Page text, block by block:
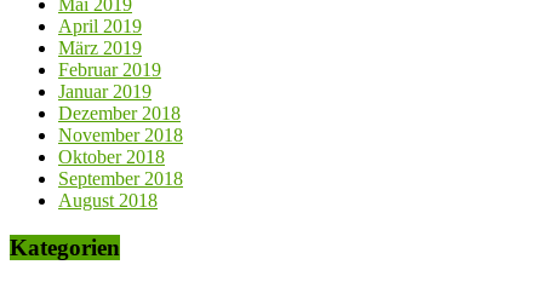
April 2019
März 2019
Februar 2019
Januar 2019
Dezember 2018
November 2018
Oktober 2018
September 2018
August 2018
Kategorien